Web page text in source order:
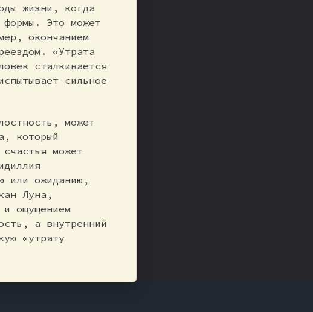
жизни, когда
Это может
окончанием
«Утрата
сталкивается
сильное
может
который
может
или ожиданию,
Луна,
ощущением
а внутренний
«утрату